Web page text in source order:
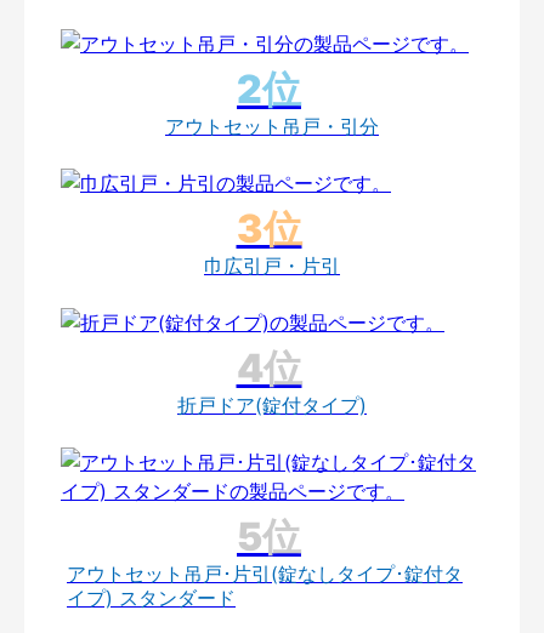
アウトセット吊戸・引分
巾広引戸・片引
折戸ドア(錠付タイプ)
アウトセット吊戸･片引(錠なしタイプ･錠付タ
イプ) スタンダード